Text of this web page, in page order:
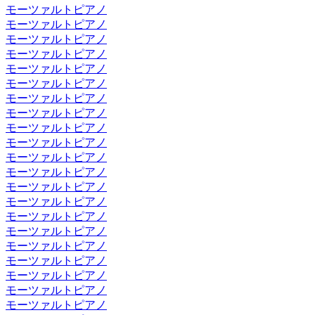
モーツァルトピアノ
モーツァルトピアノ
モーツァルトピアノ
モーツァルトピアノ
モーツァルトピアノ
モーツァルトピアノ
モーツァルトピアノ
モーツァルトピアノ
モーツァルトピアノ
モーツァルトピアノ
モーツァルトピアノ
モーツァルトピアノ
モーツァルトピアノ
モーツァルトピアノ
モーツァルトピアノ
モーツァルトピアノ
モーツァルトピアノ
モーツァルトピアノ
モーツァルトピアノ
モーツァルトピアノ
モーツァルトピアノ